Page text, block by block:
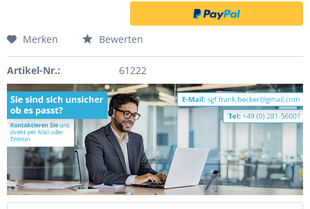
Merken Bewerten
Artikel-Nr.: 61222